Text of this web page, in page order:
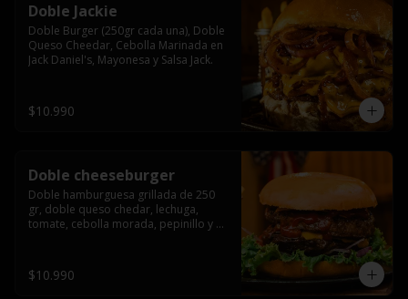
Doble Jackie
Doble Burger (250gr cada una), Doble
Queso Cheedar, Cebolla Marinada en
Jack Daniel's, Mayonesa y Salsa Jack.
$10.990
Doble cheeseburger
Doble hamburguesa grillada de 250
gr, doble queso chedar, lechuga,
tomate, cebolla morada, pepinillo y
$10.990